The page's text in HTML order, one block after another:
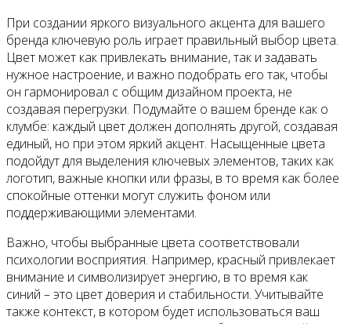
При создании яркого визуального акцента для вашего
бренда ключевую роль играет правильный выбор цвета.
Цвет может как привлекать внимание, так и задавать
нужное настроение, и важно подобрать его так, чтобы
он гармонировал с общим дизайном проекта, не
создавая перегрузки. Подумайте о вашем бренде как о
клумбе: каждый цвет должен дополнять другой, создавая
единый, но при этом яркий акцент. Насыщенные цвета
подойдут для выделения ключевых элементов, таких как
логотип, важные кнопки или фразы, в то время как более
спокойные оттенки могут служить фоном или
поддерживающими элементами.
Важно, чтобы выбранные цвета соответствовали
психологии восприятия. Например, красный привлекает
внимание и символизирует энергию, в то время как
синий – это цвет доверия и стабильности. Учитывайте
также контекст, в котором будет использоваться ваш